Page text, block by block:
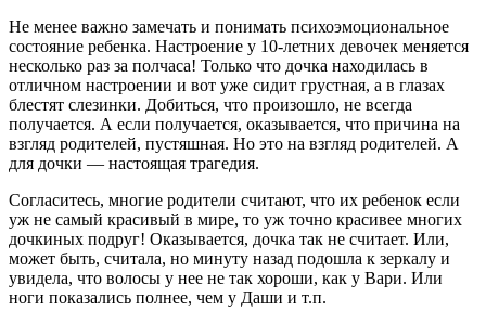
Не менее важно замечать и понимать психоэмоциональное
состояние ребенка. Настроение у 10-летних девочек меняется
несколько раз за полчаса! Только что дочка находилась в
отличном настроении и вот уже сидит грустная, а в глазах
блестят слезинки. Добиться, что произошло, не всегда
получается. А если получается, оказывается, что причина на
взгляд родителей, пустяшная. Но это на взгляд родителей. А
для дочки — настоящая трагедия.
Согласитесь, многие родители считают, что их ребенок если
уж не самый красивый в мире, то уж точно красивее многих
дочкиных подруг! Оказывается, дочка так не считает. Или,
может быть, считала, но минуту назад подошла к зеркалу и
увидела, что волосы у нее не так хороши, как у Вари. Или
ноги показались полнее, чем у Даши и т.п.